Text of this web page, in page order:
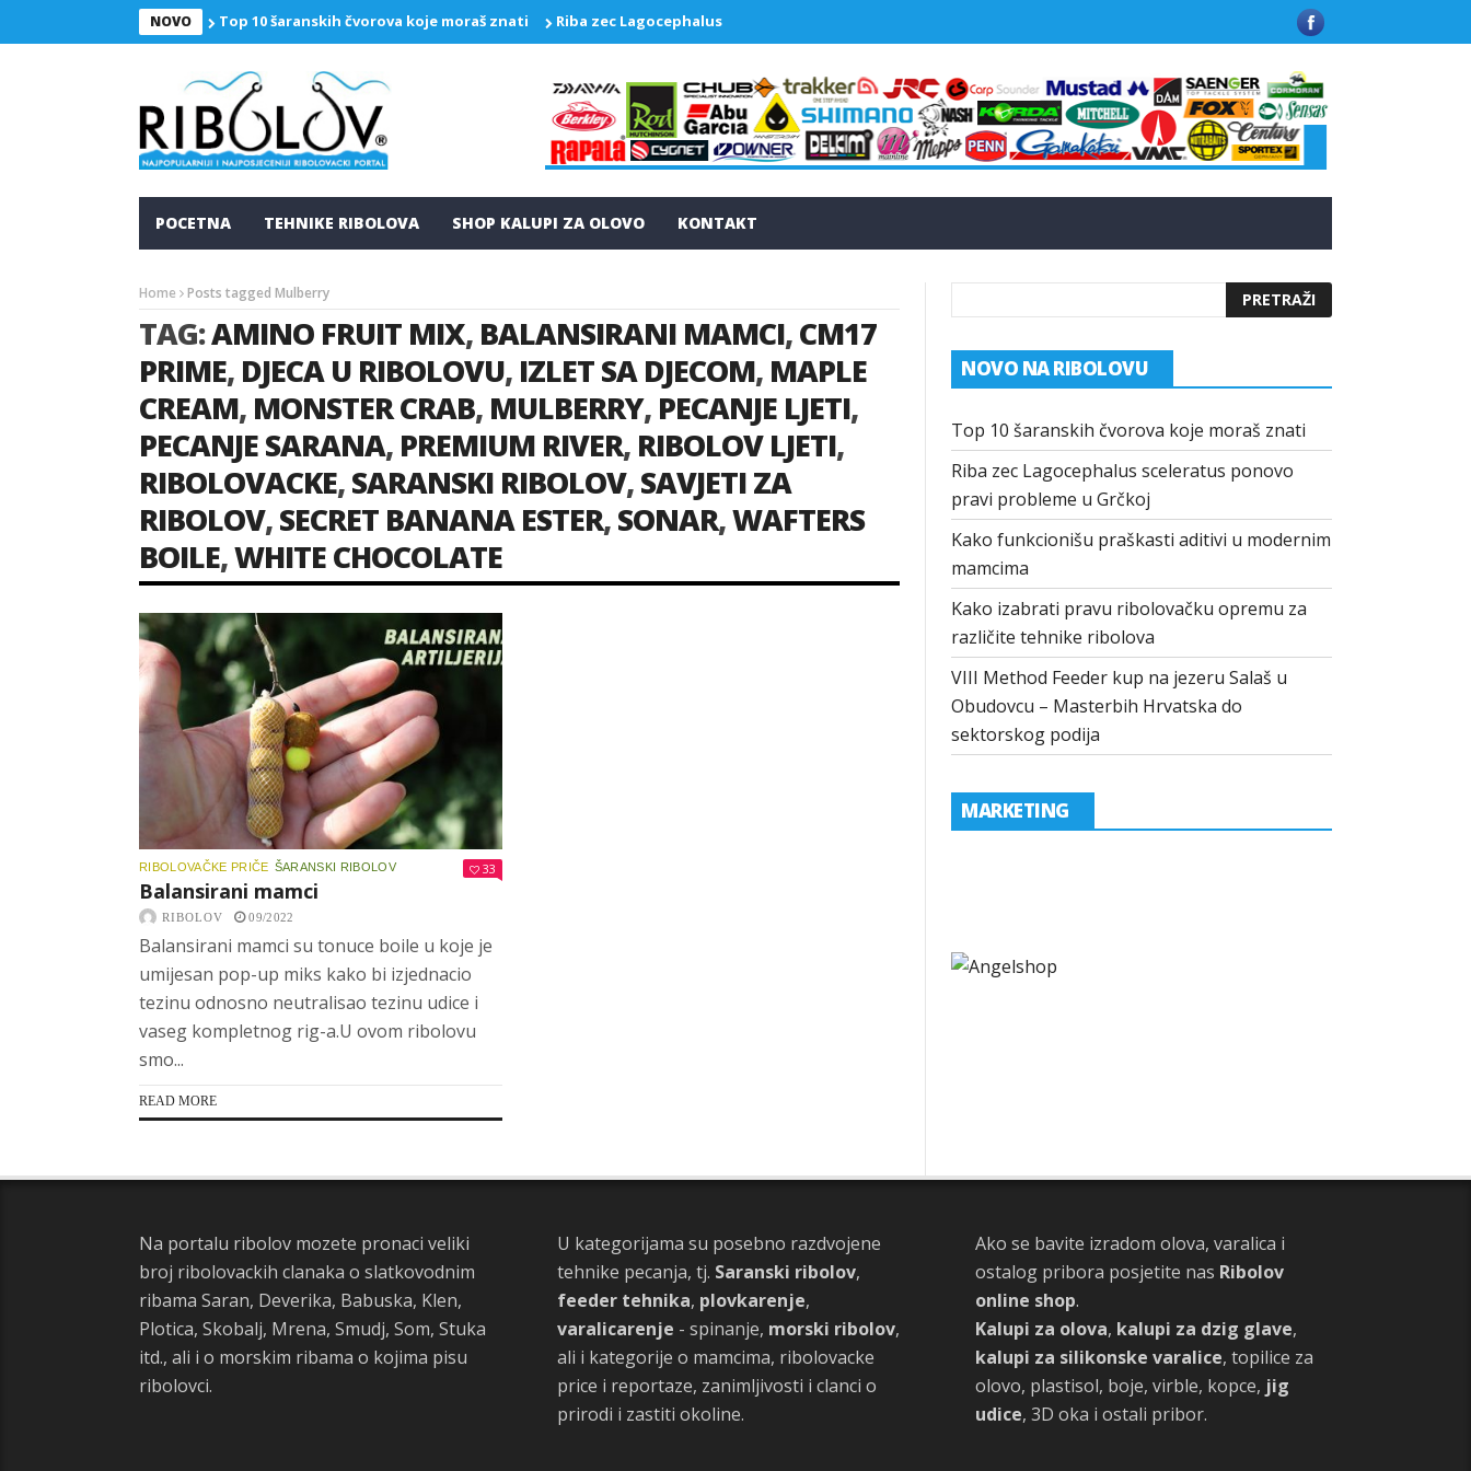
NOVO Top 10 šaranskih čvorova koje moraš znati Riba zec Lagocephalus sceleratus ponovo pravi probleme u Grčkoj Kako funkcionišu praškasti aditivi u modernim
POCETNA TEHNIKE RIBOLOVA SHOP KALUPI ZA OLOVO KONTAKT
Home Posts tagged Mulberry
TAG:AMINO FRUIT MIX, BALANSIRANI MAMCI,CM17
PRIME, DJECA U RIBOLOVU, IZLET SA DJECOM, MAPLE
CREAM, MONSTER CRAB, MULBERRY, PECANJE LJETI,
PECANJE SARANA, PREMIUM RIVER, RIBOLOV LJETI,
RIBOLOVACKE,SARANSKI RIBOLOV,SAVJETI ZA
RIBOLOV,SECRET BANANA ESTER,SONAR,WAFTERS
BOILE,WHITE CHOCOLATE
RIBOLOVAČKE PRIČE ŠARANSKI RIBOLOV 33
Balansirani mamci
RIBOLOV 09/2022
Balansirani mamci su tonuce boile u koje je
umijesan pop-up miks kako bi izjednacio
tezinu odnosno neutralisao tezinu udice i
vaseg kompletnog rig-a.U ovom ribolovu
smo...
READ MORE
NOVO NA RIBOLOVU
Top 10 šaranskih čvorova koje moraš znati
Riba zec Lagocephalus sceleratus ponovo
pravi probleme u Grčkoj
Kako funkcionišu praškasti aditivi u modernim
mamcima
Kako izabrati pravu ribolovačku opremu za
različite tehnike ribolova
VIII Method Feeder kup na jezeru Salaš u
Obudovcu – Masterbih Hrvatska do
sektorskog podija
MARKETING
Na portalu ribolov mozete pronaci veliki
broj ribolovackih clanaka o slatkovodnim
ribama Saran, Deverika, Babuska, Klen,
Plotica, Skobalj, Mrena, Smudj, Som, Stuka
itd., ali i o morskim ribama o kojima pisu
ribolovci.
U kategorijama su posebno razdvojene
tehnike pecanja, tj. Saranski ribolov,
feeder tehnika, plovkarenje,
varalicarenje - spinanje, morski ribolov,
ali i kategorije o mamcima, ribolovacke
price i reportaze, zanimljivosti i clanci o
prirodi i zastiti okoline.
Ako se bavite izradom olova, varalica i
ostalog pribora posjetite nas Ribolov
online shop.
Kalupi za olova, kalupi za dzig glave,
kalupi za silikonske varalice, topilice za
olovo, plastisol, boje, virble, kopce, jig
udice, 3D oka i ostali pribor.